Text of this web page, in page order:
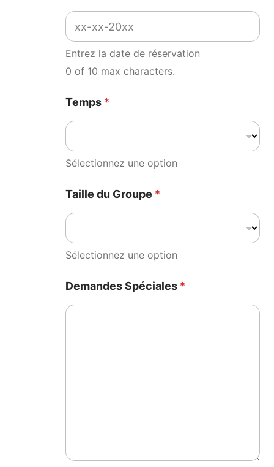
Entrez la date de réservation
0 of 10 max characters.
Temps *
Sélectionnez une option
Taille du Groupe *
Sélectionnez une option
Demandes Spéciales *